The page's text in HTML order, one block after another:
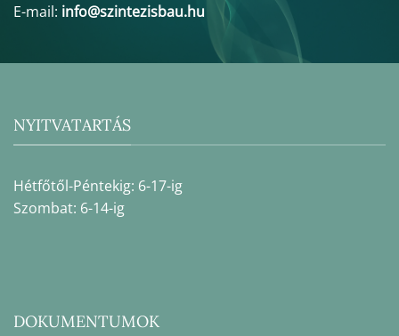
E-mail: info@szintezisbau.hu
NYITVATARTÁS
Hétfőtől-Péntekig: 6-17-ig
Szombat: 6-14-ig
DOKUMENTUMOK